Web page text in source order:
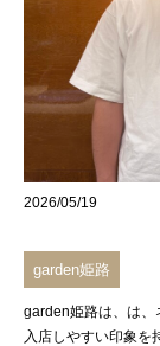
2026/05/19
garden姫路
garden姫路は、は、
入店しやすい印象を